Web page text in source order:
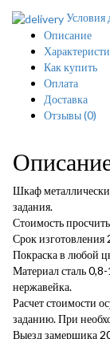
Условия
Описание
Как купить
Оплата
Доставка
Отзывы(0)
Шкаф
задания.
Стоимость
Срок
Покраска в любой
Материал сталь
нержавейка.
Расчет стоимости
заданию. При
Выезд замерщика